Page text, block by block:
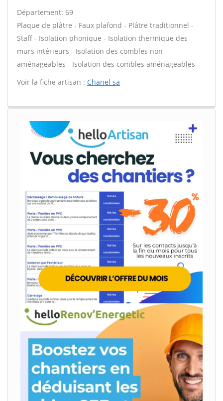
Département: 69
Plaque de plâtre - Faux plafond - Plâtre traditionnel -
Staff - Isolation phonique - Isolation thermique des
murs intérieurs - Isolation des combles non
aménageables - Isolation des combles aménageables -
Voir la fiche artisan : Chanel sa